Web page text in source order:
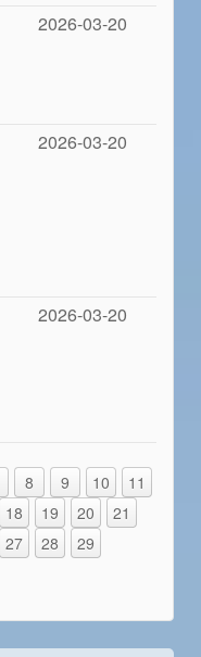
2026-03-20
2026-03-20
2026-03-20
8 9 10
11
18 19 20
21
27 28 29